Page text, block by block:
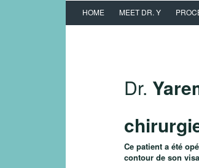
HOME MEET DR. Y
Dr.
Ce patient a été
contour de son